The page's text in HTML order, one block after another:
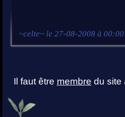
~celte~ le 27-08-2008 à 00:00
Il faut être membre du site